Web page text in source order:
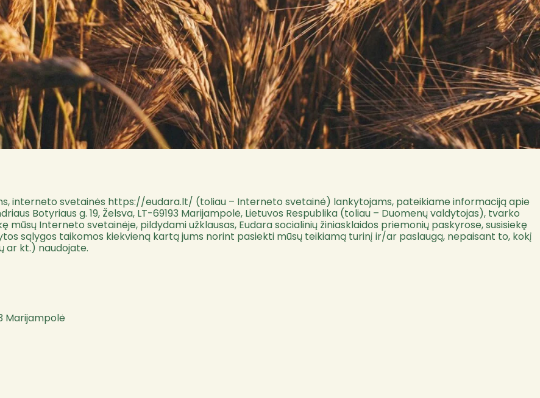
interneto svetainės https://eudara.lt/ (toliau – Interneto svetainė) lankytojams, pateikiame informaciją apie
Botyriaus g. 19, Želsva, LT-69193 Marijampolė, Lietuvos Respublika (toliau – Duomenų valdytojas), tvarko
mūsų Interneto svetainėje, pildydami užklausas, Eudara socialinių žiniasklaidos priemonių paskyrose, susisiekę
sąlygos taikomos kiekvieną kartą jums norint pasiekti mūsų teikiamą turinį ir/ar paslaugą, nepaisant to, kokį
ar kt.) naudojate.
Marijampolė